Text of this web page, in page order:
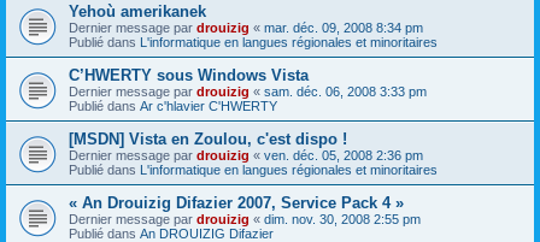
Yehoù amerikanek
Dernier message par drouizig « mar. déc. 09, 2008 8:34 pm
Publié dans L'informatique en langues régionales et minoritaires
C’HWERTY sous Windows Vista
Dernier message par drouizig « sam. déc. 06, 2008 3:33 pm
Publié dans Ar c'hlavier C'HWERTY
[MSDN] Vista en Zoulou, c'est dispo !
Dernier message par drouizig « ven. déc. 05, 2008 2:36 pm
Publié dans L'informatique en langues régionales et minoritaires
« An Drouizig Difazier 2007, Service Pack 4 »
Dernier message par drouizig « dim. nov. 30, 2008 2:55 pm
Publié dans An DROUIZIG Difazier